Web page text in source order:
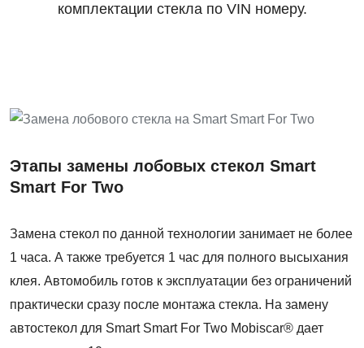
комплектации стекла по VIN номеру.
Этапы замены лобовых стекол Smart
Smart For Two
Замена стекол по данной технологии занимает не более
1 часа. А также требуется 1 час для полного высыхания
клея. Автомобиль готов к эксплуатации без ограничений
практически сразу после монтажа стекла. На замену
автостекол для Smart Smart For Two Mobiscar® дает